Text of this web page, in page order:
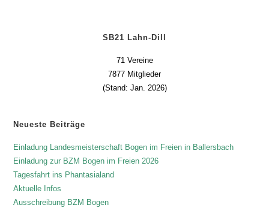
-
a
v
i
g
SB21 Lahn-Dill
71 Vereine
7877 Mitglieder
(Stand: Jan. 2026)
Neueste Beiträge
Einladung Landesmeisterschaft Bogen im Freien in Ballersbach
Einladung zur BZM Bogen im Freien 2026
Tagesfahrt ins Phantasialand
Aktuelle Infos
Ausschreibung BZM Bogen